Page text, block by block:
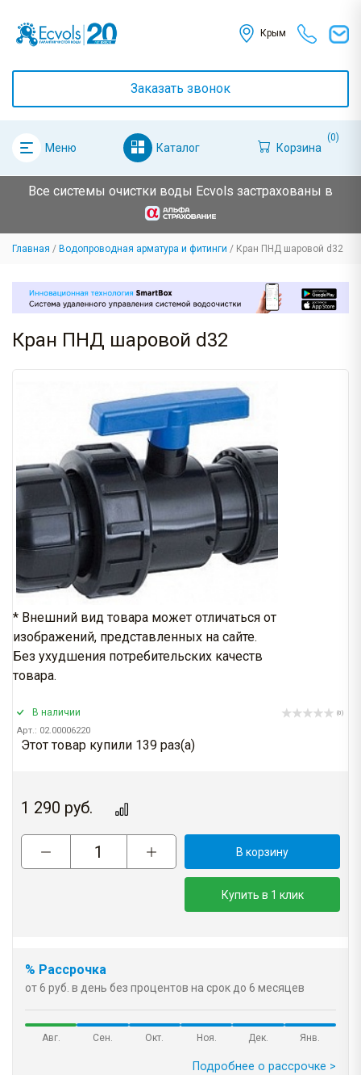
Крым
Заказать звонок
Меню Каталог Корзина
(0)
Все системы очистки воды Ecvols застрахованы в
Главная Водопроводная арматура и фитинги Кран ПНД шаровой d32
Кран ПНД шаровой d32
* Внешний вид товара может отличаться от
изображений, представленных на сайте.
Без ухудшения потребительских качеств
товара.
В наличии
Арт.: 02.00006220
(0)
Этот товар купили 139 раз(a)
1 290 руб.
В корзину
Купить в 1 клик
% Рассрочка
от 6 руб. в день без процентов на срок до 6 месяцев
Авг. Сен. Окт. Ноя. Дек. Янв.
Подробнее о рассрочке >